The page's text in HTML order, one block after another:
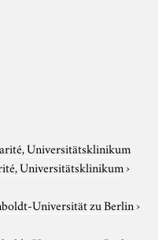
Universitätsklinikum
Universitätsklinikum›
Universität zu Berlin›